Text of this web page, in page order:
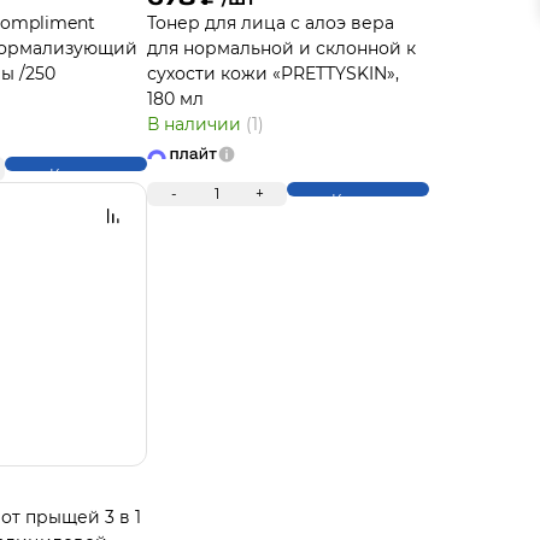
/250
Купить
Тонер для лица с алоэ вера
для нормальной и склонной к
сухости кожи «PRETTYSKIN»,
180 мл
В наличии (1)
- 1 + Купить
прыщей 3 в 1